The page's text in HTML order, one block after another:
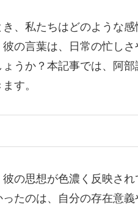
、私たちはどのような
の言葉は、日常の忙し
うか？本記事では、阿部
す。
の思想が色濃く反映さ
たのは、自分の存在意